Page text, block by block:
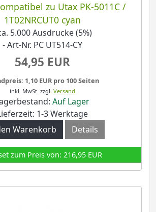
zu Utax PK-5011C /
1T02NRCUT0 cyan
5.000 Ausdrucke (5%)
- Art-Nr. PC UT514-CY
54,95 EUR
1,10 EUR pro 100 Seiten
inkl. MwSt. zzgl. Versand
Auf Lager
1-3 Werktage
Warenkorb
Details
zum Preis von: 216,95 EUR